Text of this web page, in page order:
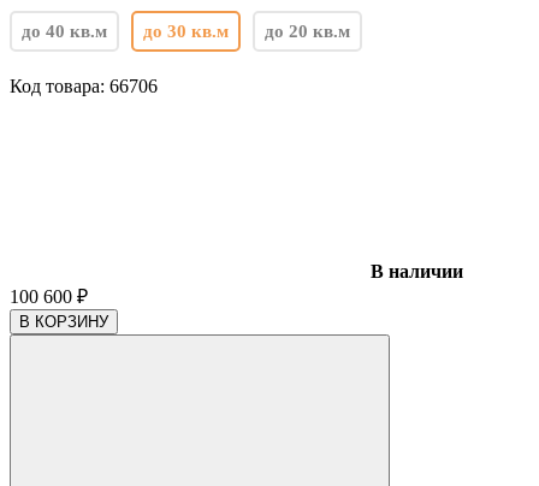
до 40 кв.м до 30 кв.м до 20 кв.м
Код товара: 66706
В наличии
100 600 ₽
В КОРЗИНУ